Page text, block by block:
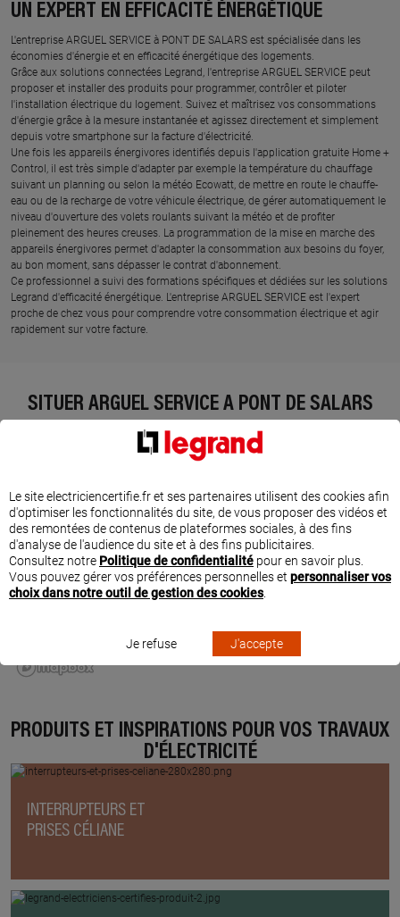
UN EXPERT EN EFFICACITÉ ÉNERGÉTIQUE
L'entreprise ARGUEL SERVICE à PONT DE SALARS est spécialisée dans les
économies d'énergie et en efficacité énergétique des logements.
Grâce aux solutions connectées Legrand, l'entreprise ARGUEL SERVICE peut
proposer et installer des produits pour programmer, contrôler et piloter
l'installation électrique du logement. Suivez et maîtrisez vos consommations
d'énergie grâce à la mesure instantanée et agissez directement et simplement
depuis votre smartphone sur la facture d'électricité.
Une fois les appareils énergivores identifiés depuis l'application gratuite Home +
Control, il est très simple d'adapter par exemple la température du chauffage
suivant un planning ou selon la météo Ecowatt, de mettre en route le chauffe-
eau ou de la recharge de votre véhicule électrique, de gérer automatiquement le
niveau d'ouverture des volets roulants suivant la météo et de profiter
pleinement des heures creuses. La programmation de la mise en marche des
appareils énergivores permet d'adapter la consommation aux besoins du foyer,
au bon moment, sans dépasser le contrat d'abonnement.
Ce professionnel a suivi des formations spécifiques et dédiées sur les solutions
Legrand d'efficacité énergétique. L'entreprise ARGUEL SERVICE est l'expert
proche de chez vous pour comprendre votre consommation électrique et agir
rapidement sur votre facture.
SITUER ARGUEL SERVICE À PONT DE SALARS
PRODUITS ET INSPIRATIONS POUR VOS TRAVAUX
D'ÉLECTRICITÉ
INTERRUPTEURS ET
PRISES CÉLIANE
Le site electriciencertifie.fr et ses partenaires utilisent des cookies afin
d'optimiser les fonctionnalités du site, de vous proposer des vidéos et
des remontées de contenus de plateformes sociales, à des fins
d'analyse de l'audience du site et à des fins publicitaires.
Consultez notre Politique de confidentialité pour en savoir plus.
Vous pouvez gérer vos préférences personnelles et personnaliser vos
choix dans notre outil de gestion des cookies.
Je refuse J'accepte